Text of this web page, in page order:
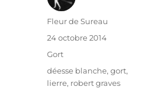
Auteur
Fleur de Sureau
Publié
le
24 octobre 2014
Catégories
Gort
Étiquettes
déesse blanche,gort,
lierre, robert graves